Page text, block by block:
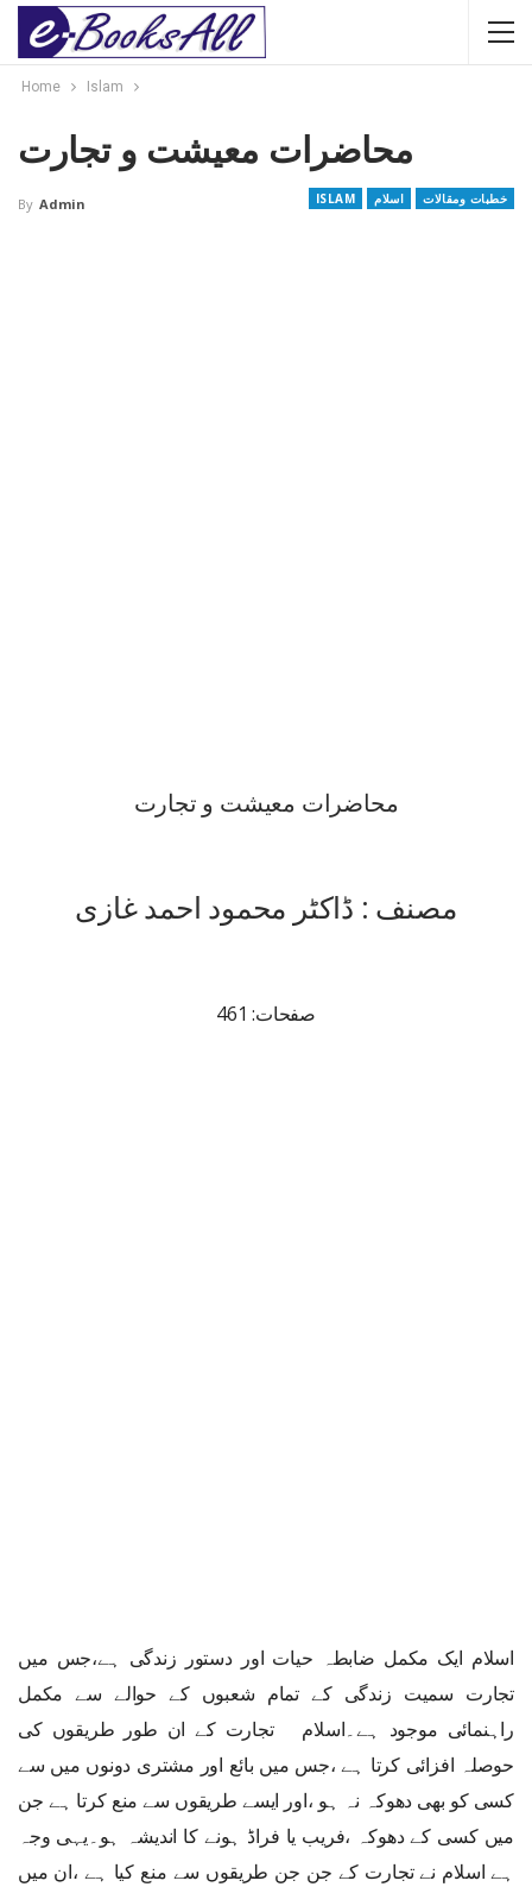
Home Islam
محاضرات معیشت و تجارت
ISLAM اسلام خطبات ومقالات By Admin
محاضرات معیشت و تجارت
مصنف : ڈاکٹر محمود احمد غازی
صفحات: 461
اسلام ایک مکمل ضابطہ حیات اور دستور زندگی ہے،جس میں
تجارت سمیت زندگی کے تمام شعبوں کے حوالے سے مکمل
راہنمائی موجود ہے۔اسلام تجارت کے ان طور طریقوں کی
حوصلہ افزائی کرتا ہے ،جس میں بائع اور مشتری دونوں میں سے
کسی کو بھی دھوکہ نہ ہو ،اور ایسے طریقوں سے منع کرتا ہے جن
میں کسی کے دھوکہ ،فریب یا فراڈ ہونے کا اندیشہ ہو۔یہی وجہ
ہے اسلام نے تجارت کے جن جن طریقوں سے منع کیا ہے ،ان میں